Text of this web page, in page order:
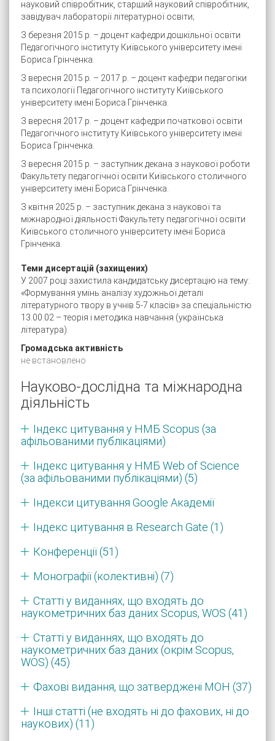
науковий співробітник, старший науковий співробітник,
завідувач лабораторії літературної освіти;
З березня 2015 р. – доцент кафедри дошкільної освіти
Педагогічного інституту Київського університету імені
Бориса Грінченка.
З вересня 2015 р. – 2017 р. – доцент кафедри педагогіки
та психології Педагогічного інституту Київського
університету імені Бориса Грінченка.
З вересня 2017 р. – доцент кафедри початкової освіти
Педагогічного інституту Київського університету імені
Бориса Грінченка.
З вересня 2015 р. – заступник декана з наукової роботи
Факультету педагогічної освіти Київського столичного
університету імені Бориса Грінченка.
З квітня 2025 р. – заступник декана з наукової та
міжнародної діяльності Факультету педагогічної освіти
Київського столичного університету імені Бориса
Грінченка.
Теми дисертацій (захищених)
У 2007 році захистила кандидатську дисертацію на тему:
«Формування умінь аналізу художньої деталі
літературного твору в учнів 5-7 класів» за спеціальністю
13.00.02 – теорія і методика навчання (українська
література).
Громадська активність
не встановлено
Науково-дослідна та міжнародна
діяльність
Індекс цитування у НМБ Scopus (за
афільованими публікаціями)
Індекс цитування у НМБ Web of Science
(за афільованими публікаціями) (5)
Індекси цитування Google Академії
Індекс цитування в Research Gate (1)
Конференції (51)
Монографії (колективні) (7)
Статті у виданнях, що входять до
наукометричних баз даних Scopus, WOS (41)
Статті у виданнях, що входять до
наукометричних баз даних (окрім Scopus,
WOS) (45)
Фахові видання, що затверджені МОН (37)
Інші статті (не входять ні до фахових, ні до
наукових) (11)